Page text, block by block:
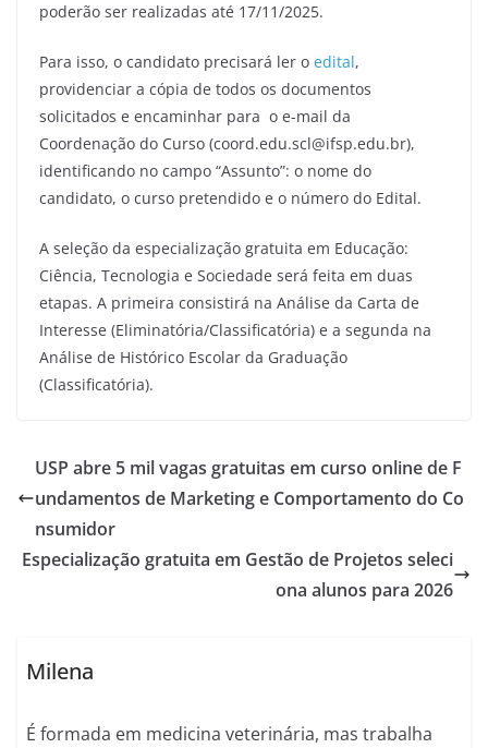
poderão ser realizadas até 17/11/2025.
Para isso, o candidato precisará ler o edital,
providenciar a cópia de todos os documentos
solicitados e encaminhar para o e-mail da
Coordenação do Curso (coord.edu.scl@ifsp.edu.br),
identificando no campo “Assunto”: o nome do
candidato, o curso pretendido e o número do Edital.
A seleção da especialização gratuita em Educação:
Ciência, Tecnologia e Sociedade será feita em duas
etapas. A primeira consistirá na Análise da Carta de
Interesse (Eliminatória/Classificatória) e a segunda na
Análise de Histórico Escolar da Graduação
(Classificatória).
USP abre 5 mil vagas gratuitas em curso online de F
undamentos de Marketing e Comportamento do Co
nsumidor
Especialização gratuita em Gestão de Projetos seleci
ona alunos para 2026
Milena
É formada em medicina veterinária, mas trabalha